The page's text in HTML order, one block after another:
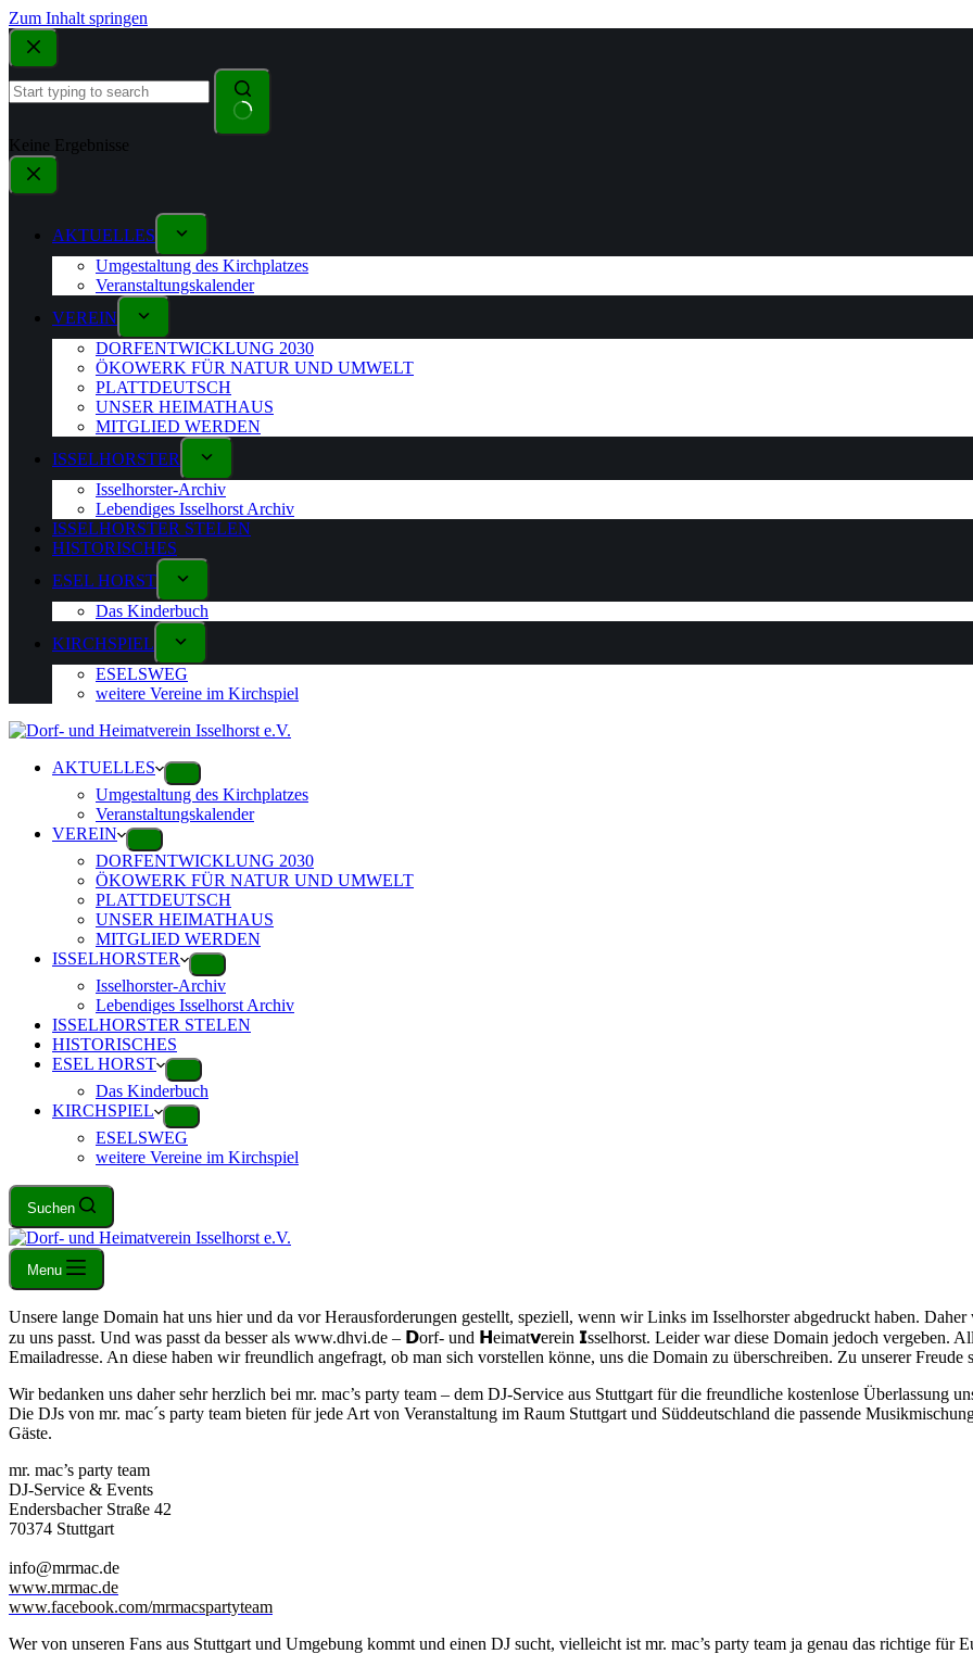
Zum Inhalt springen
Keine Ergebnisse
AKTUELLES
Umgestaltung des Kirchplatzes
Veranstaltungskalender
VEREIN
DORFENTWICKLUNG 2030
ÖKOWERK FÜR NATUR UND UMWELT
PLATTDEUTSCH
UNSER HEIMATHAUS
MITGLIED WERDEN
ISSELHORSTER
Isselhorster-Archiv
Lebendiges Isselhorst Archiv
ISSELHORSTER STELEN
HISTORISCHES
ESEL HORST
Das Kinderbuch
KIRCHSPIEL
ESELSWEG
weitere Vereine im Kirchspiel
AKTUELLES
Umgestaltung des Kirchplatzes
Veranstaltungskalender
VEREIN
DORFENTWICKLUNG 2030
ÖKOWERK FÜR NATUR UND UMWELT
PLATTDEUTSCH
UNSER HEIMATHAUS
MITGLIED WERDEN
ISSELHORSTER
Isselhorster-Archiv
Lebendiges Isselhorst Archiv
ISSELHORSTER STELEN
HISTORISCHES
ESEL HORST
Das Kinderbuch
KIRCHSPIEL
ESELSWEG
weitere Vereine im Kirchspiel
Suchen
Menu
Unsere lange Domain hat uns hier und da vor Herausforderungen gestellt, speziell, wenn wir Links im Isselhorster abgedruckt haben.
zu uns passt. Und was passt da besser als www.dhvi.de – 𝗗orf- und 𝗛eimat𝘃erein 𝗜sselhorst. Leider war diese Domain jedoch vergeben.
Emailadresse. An diese haben wir freundlich angefragt, ob man sich vorstellen könne, uns die Domain zu überschreiben. Zu unserer Freude
Wir bedanken uns daher sehr herzlich bei mr. mac’s party team – dem DJ-Service aus Stuttgart für die freundliche kostenlose Überlassung
Die DJs von mr. mac´s party team bieten für jede Art von Veranstaltung im Raum Stuttgart und Süddeutschland die passende
Gäste.
mr. mac’s party team
DJ-Service & Events
Endersbacher Straße 42
70374 Stuttgart
info@mrmac.de
www.mrmac.de
www.facebook.com/mrmacspartyteam
Wer von unseren Fans aus Stuttgart und Umgebung kommt und einen DJ sucht, vielleicht ist mr. mac’s party team ja genau das richtige für